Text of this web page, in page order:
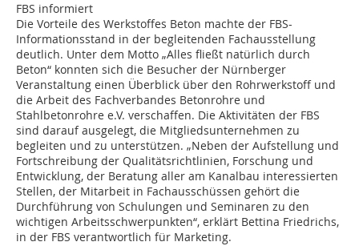
FBS informiert
Die Vorteile des Werkstoffes Beton machte der FBS-
Informationsstand in der begleitenden Fachausstellung
deutlich. Unter dem Motto „Alles fließt natürlich durch
Beton“ konnten sich die Besucher der Nürnberger
Veranstaltung einen Überblick über den Rohrwerkstoff und
die Arbeit des Fachverbandes Betonrohre und
Stahlbetonrohre e.V. verschaffen. Die Aktivitäten der FBS
sind darauf ausgelegt, die Mitgliedsunternehmen zu
begleiten und zu unterstützen. „Neben der Aufstellung und
Fortschreibung der Qualitätsrichtlinien, Forschung und
Entwicklung, der Beratung aller am Kanalbau interessierten
Stellen, der Mitarbeit in Fachausschüssen gehört die
Durchführung von Schulungen und Seminaren zu den
wichtigen Arbeitsschwerpunkten“, erklärt Bettina Friedrichs,
in der FBS verantwortlich für Marketing.